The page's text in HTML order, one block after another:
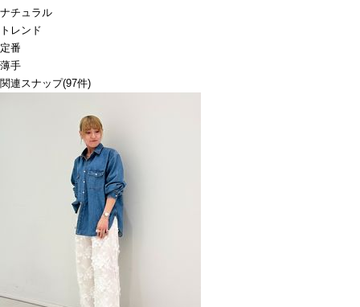
ナチュラル
トレンド
定番
薄手
関連スナップ(97件)